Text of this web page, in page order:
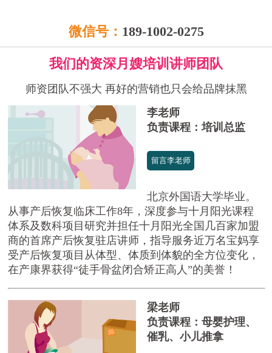
微信号： 189-1002-0275
我们的资深月嫂培训讲师团队
师资团队不强大 再好的营销也只会给品牌抹黑
李老师
负责课程：培训总监
留言李老师
北京外国语大学毕业。
从事产后恢复临床工作8年，深度参与十月阳光课程
体系及数科项目研究并担任十月阳光全国几百家加盟
商的首席产后恢复驻店讲师，指导服务近万名宝妈享
受产后恢复项目从体型、体质到体貌的全方位变化，
在产康界获得“徒手骨盆闭合矫正高人”的美誉！
梁老师
负责课程：母婴护理、
催乳、小儿推拿